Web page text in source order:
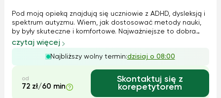
Pod moją opieką znajdują się uczniowie z ADHD, dysleksją i
spektrum autyzmu. Wiem, jak dostosować metody nauki,
by były skuteczne i komfortowe. Najważniejsze to dobra
atmosfera i wytrwałość – z takim podejściem każdy może
osiągnąć sukces! Jeśli chcesz pracować nad matematyką
w sposób dostosowany do ...
czytaj więcej
Najbliższy wolny termin:dzisiaj o 08:00
od
72 zł/60 min
Skontaktuj się z
korepetytorem